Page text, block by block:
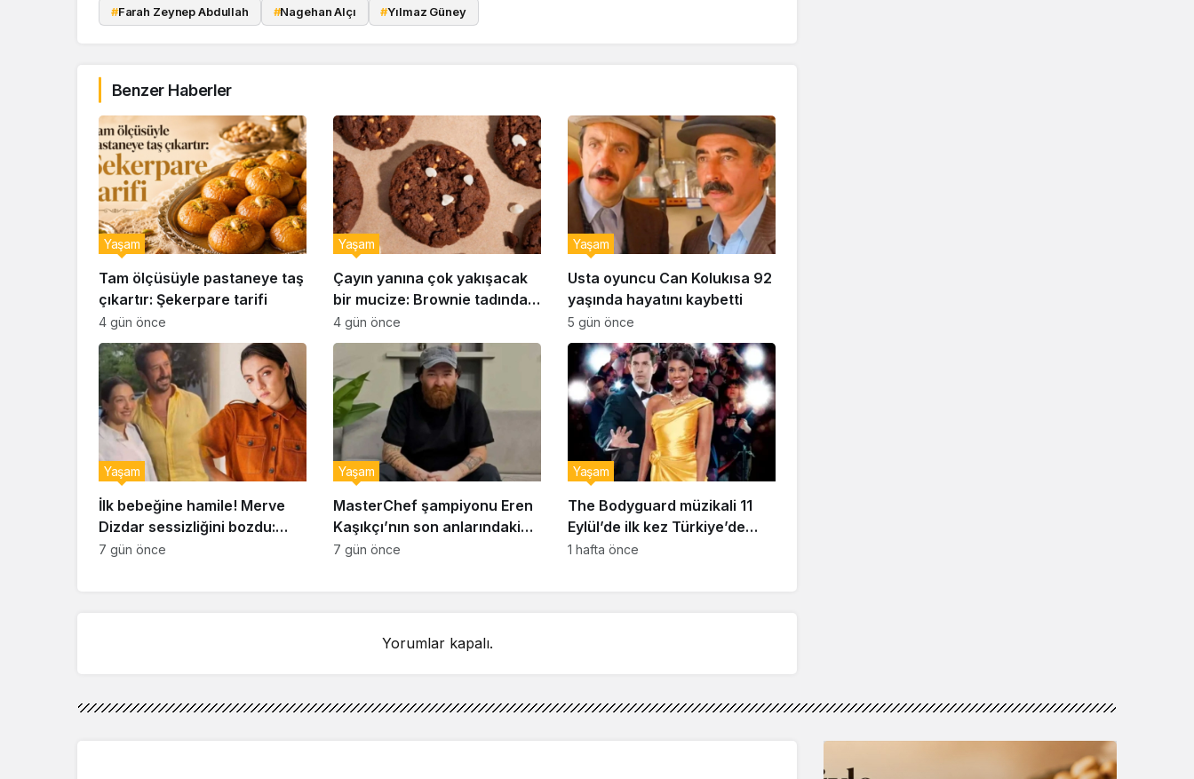
#Farah Zeynep Abdullah #Nagehan Alçı #Yılmaz Güney
Benzer Haberler
Tam ölçüsüyle pastaneye taş
çıkartır: Şekerpare tarifi
Yaşam
4 gün önce
Çayın yanına çok yakışacak
bir mucize: Brownie tadında
ıslak kurabiye tarifi…
Yaşam
4 gün önce
Usta oyuncu Can Kolukısa 92
yaşında hayatını kaybetti
Yaşam
5 gün önce
İlk bebeğine hamile! Merve
Dizdar sessizliğini bozdu:
‘İsim bulmak çok zor’
Yaşam
7 gün önce
MasterChef şampiyonu Eren
Kaşıkçı’nın son anlarındaki
kahreden detay ortaya çıktı
Yaşam
7 gün önce
The Bodyguard müzikali 11
Eylül’de ilk kez Türkiye’de
sahnelenecek
Yaşam
1 hafta önce
Yorumlar kapalı.